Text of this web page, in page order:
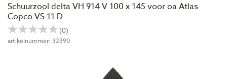
Schuurzool delta VH 914 V 100 x 145 voor oa Atlas
Copco VS 11 D
artikelnummer: 32390